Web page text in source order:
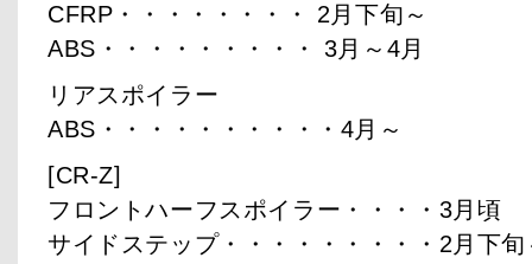
CFRP・・・・・・・・ 2月下旬～
ABS・・・・・・・・・ 3月～4月
リアスポイラー
ABS・・・・・・・・・・4月～
[CR-Z]
フロントハーフスポイラー・・・・3月頃
サイドステップ・・・・・・・・・2月下